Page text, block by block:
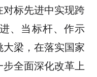
标先进中实现跨
、当标杆、作示
梁，在落实国家
全面深化改革上